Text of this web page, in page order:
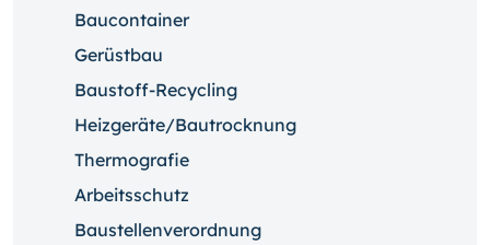
Baucontainer
Gerüstbau
Baustoff-Recycling
Heizgeräte/Bautrocknung
Thermografie
Arbeitsschutz
Baustellenverordnung